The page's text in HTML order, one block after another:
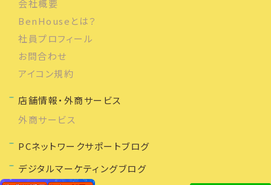
会社概要
BenHouseとは？
社員プロフィール
お問合わせ
アイコン規約
店舗情報・外商サービス
外商サービス
PCネットワークサポートブログ
デジタルマーケティングブログ